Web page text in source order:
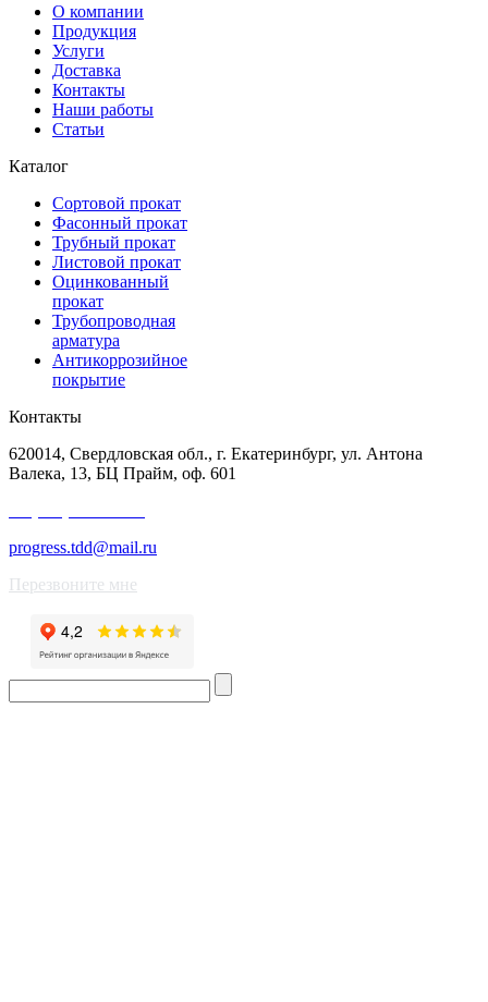
О компании
Продукция
Услуги
Доставка
Контакты
Наши работы
Статьи
Каталог
Сортовой прокат
Фасонный прокат
Трубный прокат
Листовой прокат
Оцинкованный
прокат
Трубопроводная
арматура
Антикоррозийное
покрытие
Контакты
620014, Свердловская обл., г. Екатеринбург, ул. Антона
Валека, 13, БЦ Прайм, оф. 601
progress.tdd@mail.ru
Перезвоните мне